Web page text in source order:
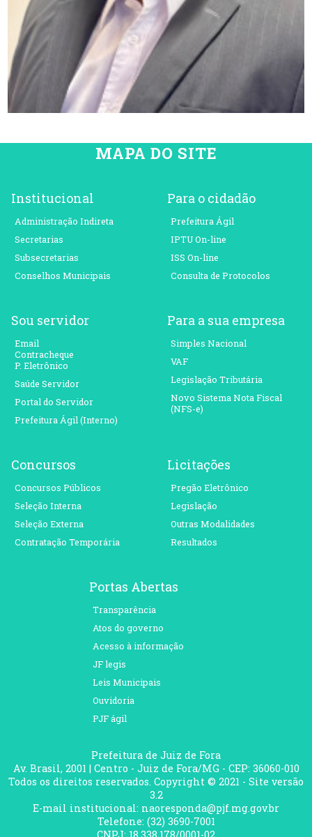
MAPA DO SITE
Institucional
Administração Indireta
Secretarias
Subsecretarias
Conselhos Municipais
Para o cidadão
Prefeitura Ágil
IPTU On-line
ISS On-line
Consulta de Protocolos
Sou servidor
Email
Contracheque
P. Eletrônico
Saúde Servidor
Portal do Servidor
Prefeitura Ágil (Interno)
Para a sua empresa
Simples Nacional
VAF
Legislação Tributária
Novo Sistema Nota Fiscal
(NFS-e)
Concursos
Concursos Públicos
Seleção Interna
Seleção Externa
Contratação Temporária
Licitações
Pregão Eletrônico
Legislação
Outras Modalidades
Resultados
Portas Abertas
Transparência
Atos do governo
Acesso à informação
JF legis
Leis Municipais
Ouvidoria
PJF ágil
Prefeitura de Juiz de Fora
Av. Brasil, 2001 | Centro - Juiz de Fora/MG - CEP: 36060-010
Todos os direitos reservados. Copyright © 2021 - Site versão
3.2
E-mail institucional: naoresponda@pjf.mg.gov.br
Telefone: (32) 3690-7001
CNPJ: 18.338.178/0001-02